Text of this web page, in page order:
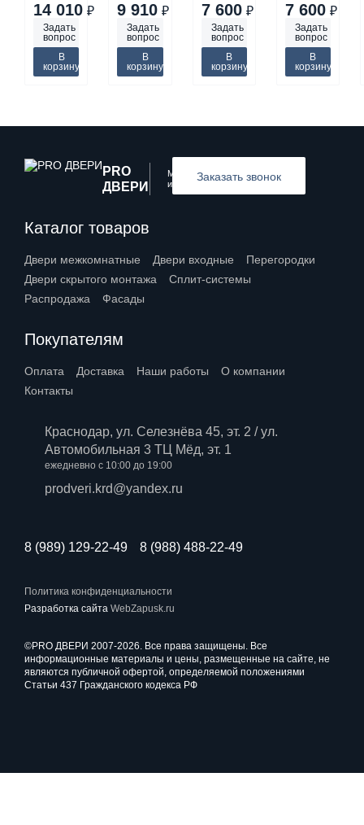
14 010 ₽
Задать
вопрос
В
корзину
9 910 ₽
Задать
вопрос
В
корзину
7 600 ₽
Задать
вопрос
В
корзину
7 600 ₽
Задать
вопрос
В
корзину
PRO
ДВЕРИ
Межкомнатные
и входные двери
Политика конфиденциальности
Разработка сайта WebZapusk.ru
Каталог товаров
Двери межкомнатные Двери входные
Перегородки
Двери скрытого монтажа
Сплит-системы
Распродажа
Фасады
Покупателям
Оплата Доставка Наши работы
О компании
Контакты
Краснодар, ул. Селезнёва 45, эт. 2 / ул.
Автомобильная 3 ТЦ Мёд, эт. 1
ежедневно с 10:00 до 19:00
prodveri.krd@yandex.ru
8 (989) 129-22-49 8 (988) 488-22-49
Заказать звонок
©PRO ДВЕРИ 2007-2026. Все права защищены. Все
информационные материалы и цены, размещенные на сайте, не
являются публичной офертой, определяемой положениями
Статьи 437 Гражданского кодекса РФ